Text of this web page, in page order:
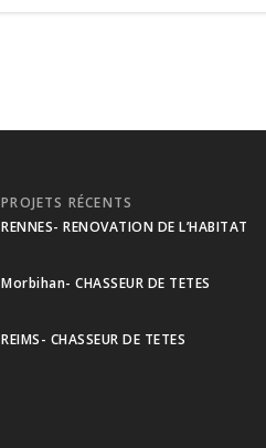
PROJETS RÉCENTS
RENNES- RENOVATION DE L’HABITAT
Morbihan- CHASSEUR DE TETES
REIMS- CHASSEUR DE TETES